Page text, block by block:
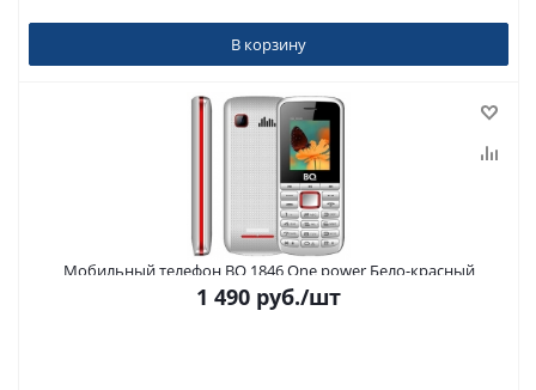
В корзину
Мобильный телефон BQ 1846 One power Бело-красный
1 490 руб./шт